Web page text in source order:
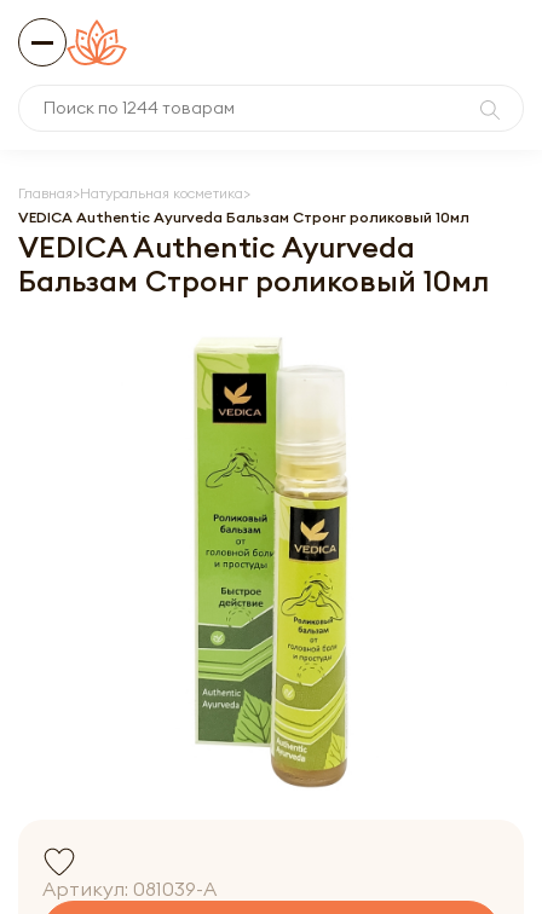
Главная Натуральная косметика
VEDICA Authentic Ayurveda Бальзам Cтронг роликовый 10мл
VEDICA Authentic Ayurveda
Бальзам Cтронг роликовый 10мл
Артикул: 081039-A